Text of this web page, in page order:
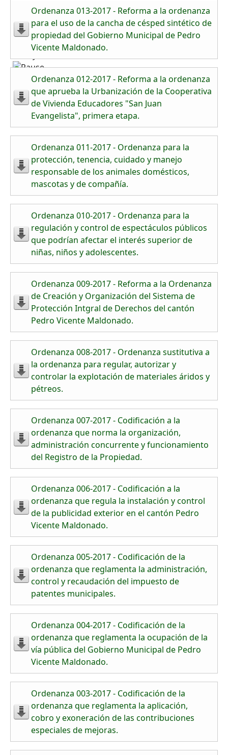
Ordenanza 013-2017 - Reforma a la ordenanza
para el uso de la cancha de césped sintético de
propiedad del Gobierno Municipal de Pedro
Vicente Maldonado.
Ordenanza 012-2017 - Reforma a la ordenanza
que aprueba la Urbanización de la Cooperativa
de Vivienda Educadores "San Juan
Evangelista", primera etapa.
Ordenanza 011-2017 - Ordenanza para la
protección, tenencia, cuidado y manejo
responsable de los animales domésticos,
mascotas y de compañía.
Ordenanza 010-2017 - Ordenanza para la
regulación y control de espectáculos públicos
que podrían afectar el interés superior de
niñas, niños y adolescentes.
Ordenanza 009-2017 - Reforma a la Ordenanza
de Creación y Organización del Sistema de
Protección Intgral de Derechos del cantón
Pedro Vicente Maldonado.
Ordenanza 008-2017 - Ordenanza sustitutiva a
la ordenanza para regular, autorizar y
controlar la explotación de materiales áridos y
pétreos.
Ordenanza 007-2017 - Codificación a la
ordenanza que norma la organización,
administración concurrente y funcionamiento
del Registro de la Propiedad.
Ordenanza 006-2017 - Codificación a la
ordenanza que regula la instalación y control
de la publicidad exterior en el cantón Pedro
Vicente Maldonado.
Ordenanza 005-2017 - Codificación de la
ordenanza que reglamenta la administración,
control y recaudación del impuesto de
patentes municipales.
Ordenanza 004-2017 - Codificación de la
ordenanza que reglamenta la ocupación de la
vía pública del Gobierno Municipal de Pedro
Vicente Maldonado.
Ordenanza 003-2017 - Codificación de la
ordenanza que reglamenta la aplicación,
cobro y exoneración de las contribuciones
especiales de mejoras.